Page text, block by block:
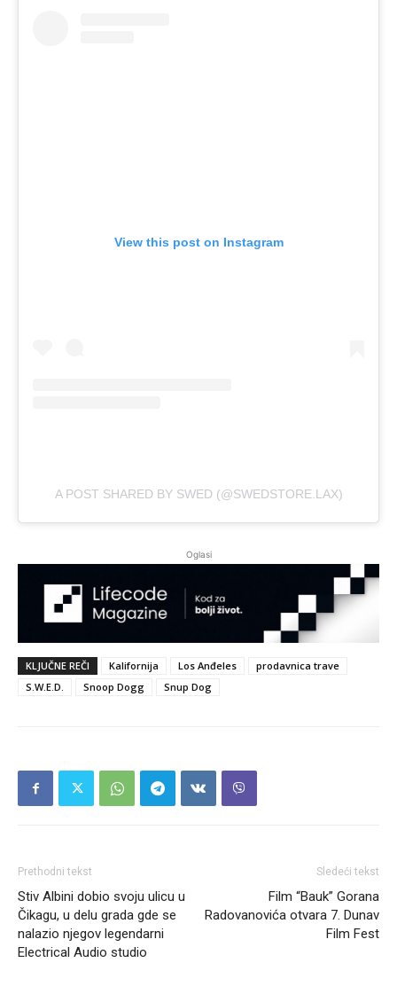
View this post on Instagram
A POST SHARED BY SWED (@SWEDSTORE.LAX)
Oglasi
KLJUČNE REČI Kalifornija Los Anđeles
prodavnica trave
S.W.E.D.
Snoop Dogg Snup Dog
Prethodni tekst
Stiv Albini dobio svoju ulicu u
Čikagu, u delu grada gde se
nalazio njegov legendarni
Electrical Audio studio
Sledeći tekst
Film “Bauk” Gorana
Radovanovića otvara 7. Dunav
Film Fest